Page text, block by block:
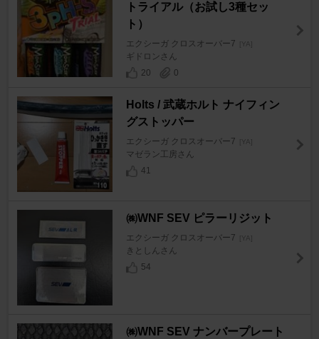
トライアル（お試し3種セッ
ト）
エクシーガ クロスオーバー7 [YA]
ギドロンさん
20
0
Holts / 武蔵ホルト ナイフィン
グストッパー
エクシーガ クロスオーバー7 [YA]
マゼラン工房さん
41
㈱WNF SEV ピラーリジット
エクシーガ クロスオーバー7 [YA]
きとしんさん
54
㈱WNF SEV ナンバープレート